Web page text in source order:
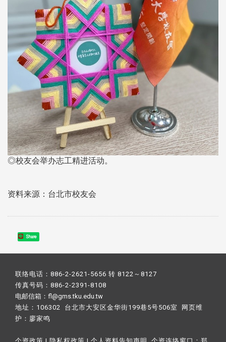
◎校友会举办志工精进活动。
资料来源：台北市校友会
Share
联络电话：886-2-2621-5656 转 8122～8127
传真号码：886-2-2391-8108
电邮信箱：fl@gms.tku.edu.tw
地址：106302 台北市大安区金华街199巷5号506室 网页维
护： 廖家鸣​